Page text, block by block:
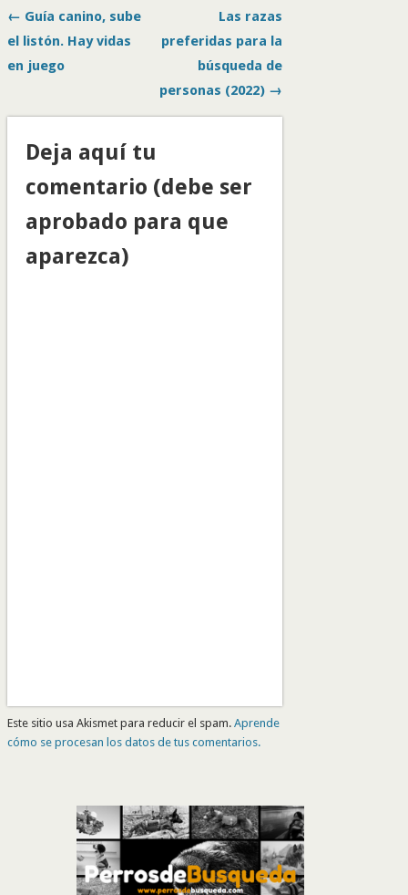
← Guía canino, sube
el listón. Hay vidas
en juego
Las razas
preferidas para la
búsqueda de
personas (2022) →
Deja aquí tu
comentario (debe ser
aprobado para que
aparezca)
Este sitio usa Akismet para reducir el spam. Aprende
cómo se procesan los datos de tus comentarios.